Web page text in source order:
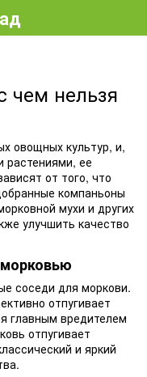
чем нельзя
овощных культур, и,
растениями, ее
от того, что
компаньоны
мухи и других
улучшить качество
соседи для моркови.
отпугивает
главным вредителем
отпугивает
и яркий